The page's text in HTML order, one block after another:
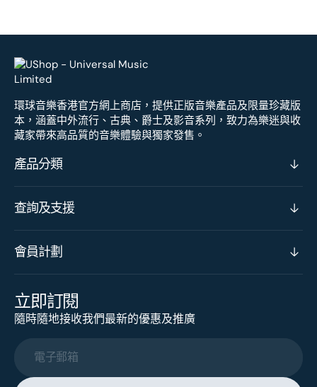
環球音樂香港官方網上商店，提供正版音樂產品及限量珍藏版
本，涵蓋中外流行、古典、爵士及影音系列，致力為樂迷與收
藏家帶來高品質的音樂體驗與獨家發售。
產品分類
查詢及支援
會員計劃
立即訂閱
隨時隨地接收我們最新的優惠及推廣
電子郵箱